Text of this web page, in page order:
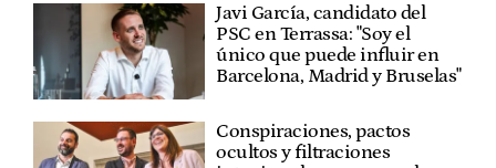
Javi García, candidato del
PSC en Terrassa: "Soy el
único que puede influir en
Barcelona, Madrid y Bruselas"
Conspiraciones, pactos
ocultos y filtraciones